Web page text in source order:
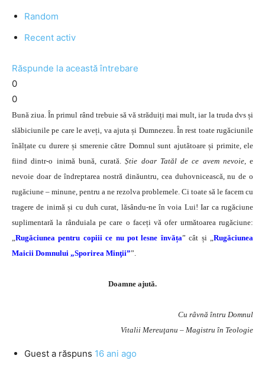
Random
Recent activ
Răspunde la această întrebare
0
0
Bună ziua. În primul rând trebuie să vă străduiți mai mult, iar la truda dvs și
slăbiciunile pe care le aveți, va ajuta și Dumnezeu. În rest toate rugăciunile
înălțate cu durere și smerenie către Domnul sunt ajutătoare și primite, ele
fiind dintr-o inimă bună, curată.Știe doar Tatăl de ce avem nevoie, e
nevoie doar de îndreptarea nostră dinăuntru, cea duhovnicească, nu de o
rugăciune – minune, pentru a ne rezolva problemele. Ci toate să le facem cu
tragere de inimă și cu duh curat, lăsându-ne în voia Lui! Iar ca rugăciune
suplimentară la rânduiala pe care o faceți vă ofer următoarea rugăciune:
„Rugăciunea pentru copiii ce nu pot lesne învăța” cât și „Rugăciunea
Maicii Domnului „Sporirea Minţii””.
Doamne ajută.
Cu râvnă întru Domnul
Vitalii Mereuţanu – Magistru în Teologie
Guest a răspuns 16 ani ago